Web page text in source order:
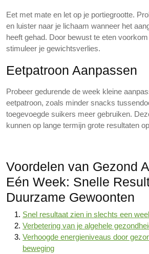
Eet met mate en let op je portiegrootte.
en luister naar je lichaam wanneer het
heeft gehad. Door bewust te eten
stimuleer je gewichtsverlies.
Eetpatroon Aanpassen
Probeer gedurende de week kleine
eetpatroon, zoals minder snacks
toegevoegde suikers meer gebruiken.
kunnen op lange termijn grote resultaten
Voordelen van Gezond
Eén Week: Snelle
Duurzame Gewoonten
Snel resultaat zien in slechts een
Verbetering van je algehele
Verhoogde energieniveaus door
beweging